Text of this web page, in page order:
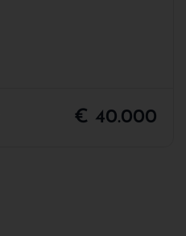
€ 40.000